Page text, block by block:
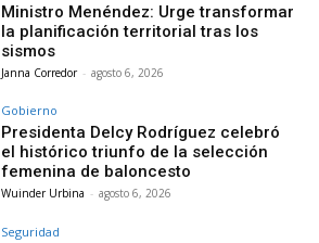
Ministro Menéndez: Urge transformar
la planificación territorial tras los
sismos
Janna Corredor - agosto 6, 2026
Gobierno
Presidenta Delcy Rodríguez celebró
el histórico triunfo de la selección
femenina de baloncesto
Wuinder Urbina - agosto 6, 2026
Seguridad